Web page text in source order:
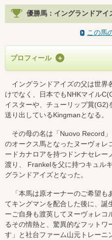
優勝馬：イングランドアイ
この馬
プロフィール
イングランドアイズの父は世界
けでなく、日本でもNHKマイル
イスターや、チューリップ賞(G2)
送り出しているKingmanとなる。
その母の名は「Nuovo Record
のオークス馬となったヌーヴォレ
ードカナロアを持つドンナセレー
渡り、 Frankelを父に持つキュル
グランドアイズとなった。
「本馬は原オーナーのご希望も
てキングマンを配合した後に、誕
ーご自身も渡英してヌーヴォレコ
るその情熱と、驚異的なフットワ
す」と社台ファーム山元トレーニ